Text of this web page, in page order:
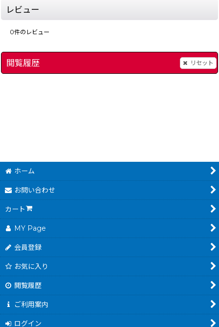
レビュー
0件のレビュー
閲覧履歴 リセット
ホーム
お問い合わせ
カート
MY Page
会員登録
お気に入り
閲覧履歴
ご利用案内
ログイン